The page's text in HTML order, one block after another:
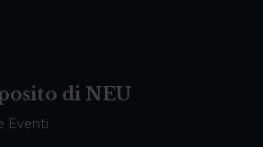
di NEU
Eventi